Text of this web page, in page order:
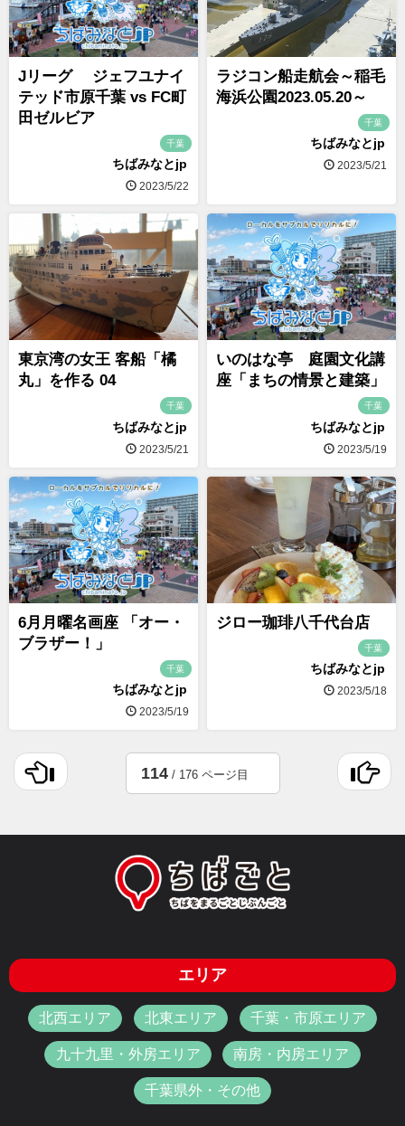
Jリーグ ジェフユナイ
テッド市原千葉 vs FC町
田ゼルビア
千葉
ちばみなとjp
2023/5/22
ラジコン船走航会～稲毛
海浜公園2023.05.20～
千葉
ちばみなとjp
2023/5/21
東京湾の女王 客船「橘
丸」を作る 04
千葉
ちばみなとjp
2023/5/21
いのはな亭 庭園文化講
座「まちの情景と建築」
千葉
ちばみなとjp
2023/5/19
6月月曜名画座 「オー・
ブラザー！」
千葉
ちばみなとjp
2023/5/19
ジロー珈琲八千代台店
千葉
ちばみなとjp
2023/5/18
114/ 176 ページ目
エリア
北西エリア 北東エリア 千葉・市原エリア
九十九里・外房エリア 南房・内房エリア
千葉県外・その他